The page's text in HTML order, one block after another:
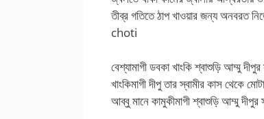
তীব্র গতিতে ঠাপ খাওয়ার জন্য অনবরত
choti
বেশ্যামাগী ডবকা খাংকি শ্বাশুড়ি আম্মু
খাংকিমাগী দীপু তার স্বামীর কাস থেকে
আব্বু মানে কামুকীমাগী শ্বাশুড়ি আম্মু দীপুর